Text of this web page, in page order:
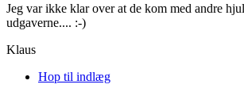
Jeg var ikke klar over at de kom med andre
udgaverne.... :-)
Klaus
Hop til indlæg